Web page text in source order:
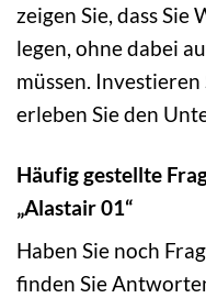
zeigen Sie, dass
legen, ohne dabei
müssen. Investieren
erleben Sie den
Häufig gestellte
„Alastair 01“
Haben Sie noch
finden Sie